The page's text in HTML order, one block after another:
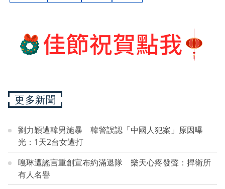
更多新聞
劉力穎遭韓男施暴 韓警誤認「中國人犯案」原因曝
光：1天2台女遭打
嘎琳遭謠言重創宣布約滿退隊 樂天心疼發聲：捍衛所
有人名譽